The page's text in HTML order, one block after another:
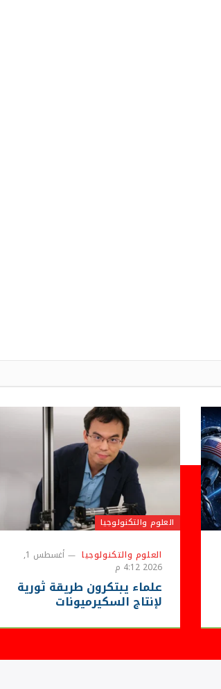
العلوم والتكنولوجيا
العلوم والتكنولوجيا
أغسطس 1,
2026 4:12 م
علماء يبتكرون طريقة ثورية
لإنتاج السكيرميونات
لحواسيب المستقبل